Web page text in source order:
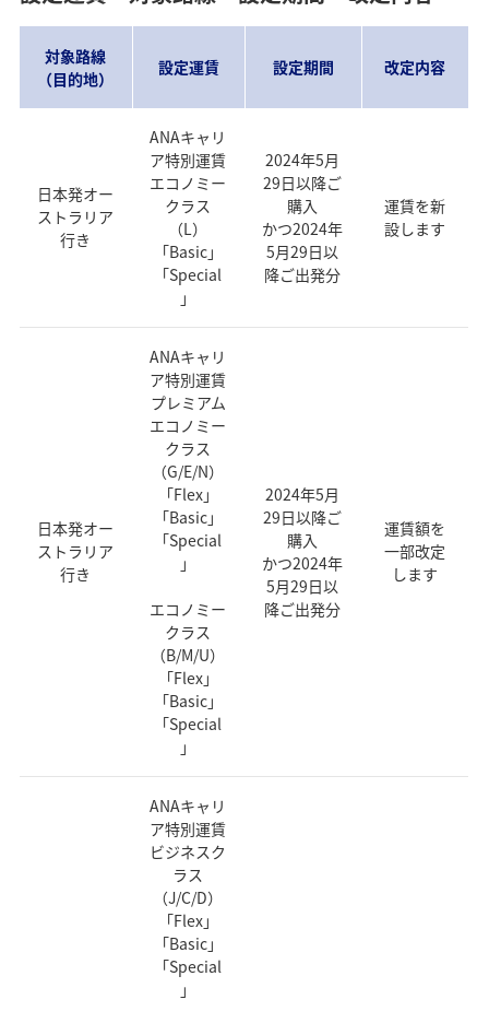
対象路線
（目的地）
設定運賃 設定期間 改定内容
日本発オー
ストラリア
行き
ANAキャリ
ア特別運賃
エコノミー
クラス
（L）
「Basic」
「Special
」
2024年5月
29日以降ご
購入
かつ2024年
5月29日以
降ご出発分
運賃を新
設します
日本発オー
ストラリア
行き
ANAキャリ
ア特別運賃
プレミアム
エコノミー
クラス
（G/E/N）
「Flex」
「Basic」
「Special
」
エコノミー
クラス
（B/M/U）
「Flex」
「Basic」
「Special
」
2024年5月
29日以降ご
購入
かつ2024年
5月29日以
降ご出発分
運賃額を
一部改定
します
ANAキャリ
ア特別運賃
ビジネスク
ラス
（J/C/D）
「Flex」
「Basic」
「Special
」